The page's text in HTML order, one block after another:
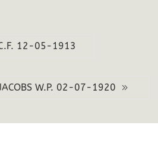
C.F. 12-05-1913
W.P. 02-07-1920